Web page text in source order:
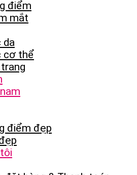
điểm
mắt
da
cơ thể
điểm đẹp